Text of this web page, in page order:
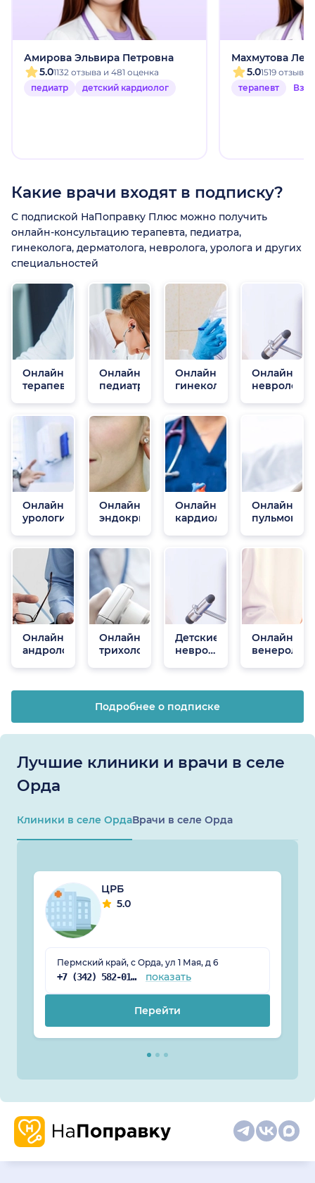
Амирова Эльвира Петровна
5.01132 отзыва и 481 оценка
педиатр
детский кардиолог
Махмутова
5.01519
терапевт
Какие врачи входят в подписку?
С подпиской НаПоправку Плюс можно получить
онлайн-консультацию терапевта, педиатра,
гинеколога, дерматолога, невролога, уролога и других
специальностей
Онлайн
терапевты
Онлайн
педиатры
Онлайн
гинекологи
Онлайн
неврологи
Онлайн
урологи
Онлайн
эндокринологи
Онлайн
кардиологи
Онлайн
Онлайн
андрологи
Онлайн
трихологи
Детские
неврологи
Онлайн
венерологи
Подробнее о подписке
Лучшие клиники и врачи в селе
Орда
Клиники в селе ОрдаВрачи в селе Орда
ЦРБ
5.0
Пермский край, с Орда, ул 1 Мая, д 6
+7 (342) 582-01-32 показать
Перейти